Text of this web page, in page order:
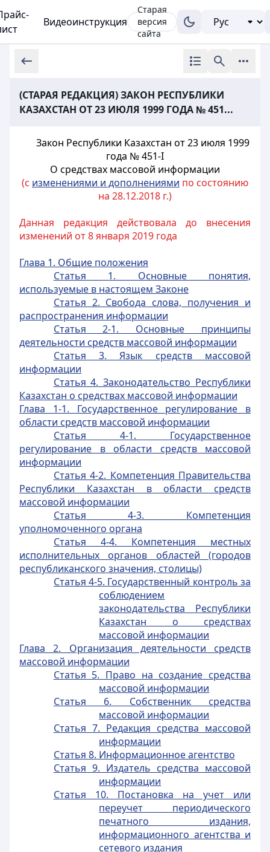
Видеоинструкция
Старая
версия
сайта
(СТАРАЯ РЕДАКЦИЯ) ЗАКОН РЕСПУБЛИКИ
КАЗАХСТАН ОТ 23 ИЮЛЯ 1999 ГОДА № 451...
Закон Республики Казахстан от 23 июля 1999
года № 451-I
О средствах массовой информации
(с изменениями и дополнениями по состоянию
на 28.12.2018 г.)
Данная редакция действовала до внесения
изменений от 8 января 2019 года
Глава 1. Общие положения
Статья 1. Основные понятия,
используемые в настоящем Законе
Статья 2. Свобода слова, получения и
распространения информации
Статья 2-1. Основные принципы
деятельности средств массовой информации
Статья 3. Язык средств массовой
информации
Статья 4. Законодательство Республики
Казахстан о средствах массовой информации
Глава 1-1. Государственное регулирование в
области средств массовой информации
Статья 4-1. Государственное
регулирование в области средств массовой
информации
Статья 4-2. Компетенция Правительства
Республики Казахстан в области средств
массовой информации
Статья 4-3. Компетенция
уполномоченного органа
Статья 4-4. Компетенция местных
исполнительных органов областей (городов
республиканского значения, столицы)
Статья 4-5. Государственный контроль за
соблюдением
законодательства Республики
Казахстан о средствах
массовой информации
Глава 2. Организация деятельности средств
массовой информации
Статья 5. Право на создание средства
массовой информации
Статья 6. Собственник средства
массовой информации
Статья 7. Редакция средства массовой
информации
Статья 8. Информационное агентство
Статья 9. Издатель средства массовой
информации
Статья 10. Постановка на учет или
переучет периодического
печатного издания,
информационного агентства и
сетевого издания